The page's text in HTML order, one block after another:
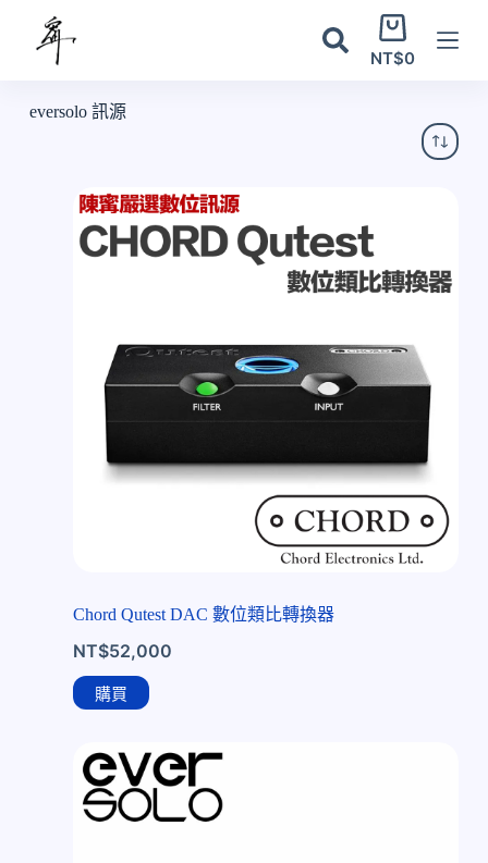
購
物
NT$0
eversolo 訊源
Chord Qutest DAC 數位類比轉換器
NT$52,000
購買